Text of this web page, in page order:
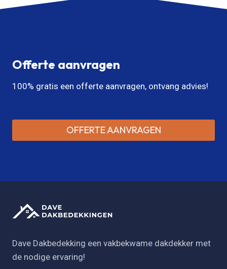
Offerte aanvragen
100% gratis een offerte aanvragen, ontvang advies!
OFFERTE AANVRAGEN
Dave Dakbedekking een vakbekwame dakdekker met
de nodige ervaring!